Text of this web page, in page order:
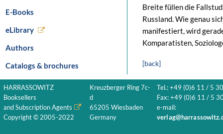
E-Books
eLibrary
Authors
Catalogs & brochures
Breite füllen die
Russland. Wie genau
manifestiert, wird
Komparatisten,
[back]
HARRASSOWITZ
Booksellers
and Subscription Agents
Copyright © 2005-2022
Kreuzberger Ring 7c-
d
65205 Wiesbaden
Germany
Tel.: +49 (0)6 11 / 5
Fax: +49 (0)6 11 / 5
e-mail: